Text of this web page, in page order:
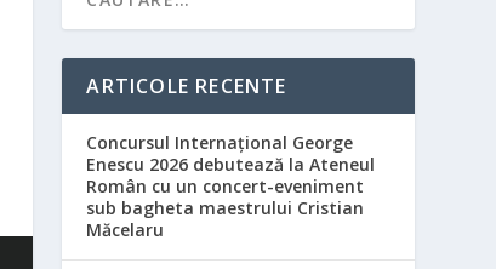
ARTICOLE RECENTE
Concursul Internațional George
Enescu 2026 debutează la Ateneul
Român cu un concert-eveniment
sub bagheta maestrului Cristian
Măcelaru